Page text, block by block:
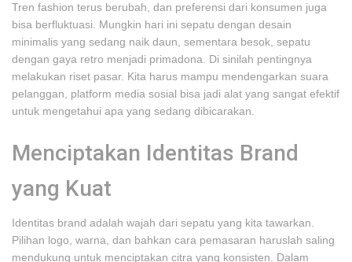
Tren fashion terus berubah, dan preferensi dari konsumen juga
bisa berfluktuasi. Mungkin hari ini sepatu dengan desain
minimalis yang sedang naik daun, sementara besok, sepatu
dengan gaya retro menjadi primadona. Di sinilah pentingnya
melakukan riset pasar. Kita harus mampu mendengarkan suara
pelanggan, platform media sosial bisa jadi alat yang sangat efektif
untuk mengetahui apa yang sedang dibicarakan.
Menciptakan Identitas Brand
yang Kuat
Identitas brand adalah wajah dari sepatu yang kita tawarkan.
Pilihan logo, warna, dan bahkan cara pemasaran haruslah saling
mendukung untuk menciptakan citra yang konsisten. Dalam